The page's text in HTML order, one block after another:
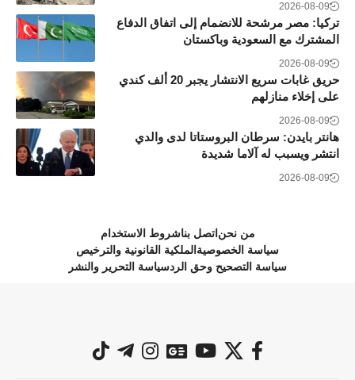
2026-08-09
تركيا: مصر مرشحة للانضمام إلى اتفاق الدفاع
المشترك مع السعودية وباكستان
2026-08-09
حريق غابات سريع الانتشار يجبر 20 ألف كندي
على إخلاء منازلهم
2026-08-09
هانتر بايدن: سرطان البروستاتا لدى والدي
انتشر ويسبب له آلاما شديدة
2026-08-09
من نحن اتصل بناشروط الاستخدام
سياسة الخصوصية الملكية القانونية والترخيص
سياسة التصحيح وحق الردسياسة التحرير والنشر